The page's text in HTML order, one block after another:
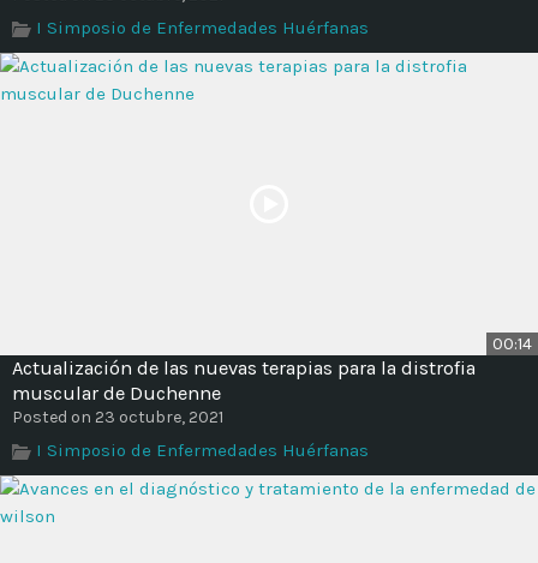
Time
I Simposio de Enfermedades Huérfanas
00:14
Actualización de las nuevas terapias para la distrofia
muscular de Duchenne
Posted on 23 octubre, 2021
I Simposio de Enfermedades Huérfanas